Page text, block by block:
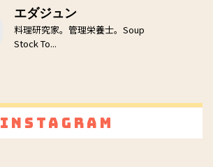
エダジュン
料理研究家。管理栄養士。Soup
Stock To...
Instagram